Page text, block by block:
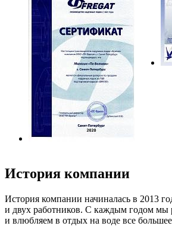
История компании
История компании начиналась в 2013
и двух работников. С каждым годом мы
и влюбляем в отдых на воде все